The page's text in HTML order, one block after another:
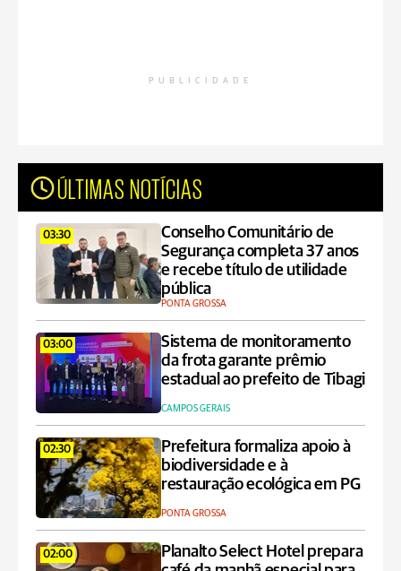
PUBLICIDADE
ÚLTIMAS NOTÍCIAS
03:30
Conselho Comunitário de
Segurança completa 37 anos
e recebe título de utilidade
pública
PONTA GROSSA
03:00
Sistema de monitoramento
da frota garante prêmio
estadual ao prefeito de Tibagi
CAMPOS GERAIS
02:30
Prefeitura formaliza apoio à
biodiversidade e à
restauração ecológica em PG
PONTA GROSSA
02:00
Planalto Select Hotel prepara